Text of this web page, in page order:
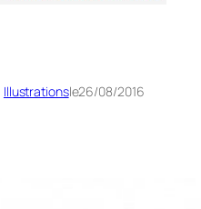
Illustrationsle26/08/2016